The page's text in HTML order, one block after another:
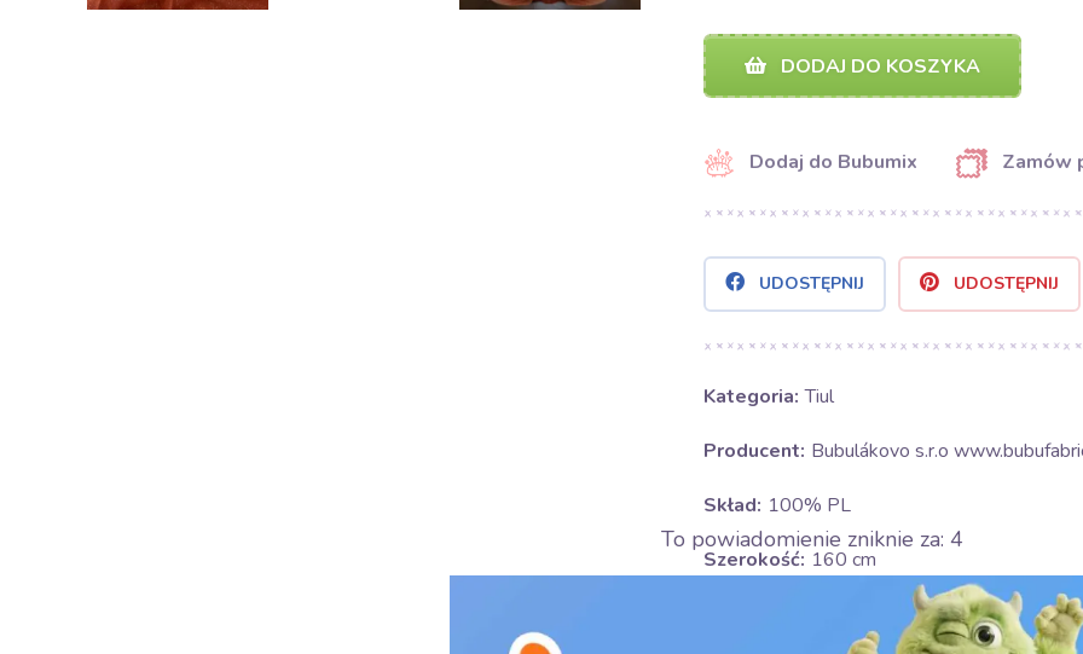
DODAJ DO KOSZYKA
Dodaj do Bubumix Zamów
UDOSTĘPNIJ UDOSTĘPNIJ
Kategoria: Tiul
Producent: Bubulákovo s.r.o
Skład: 100% PL
Szerokość: 160 cm
To powiadomienie zniknie za: 3